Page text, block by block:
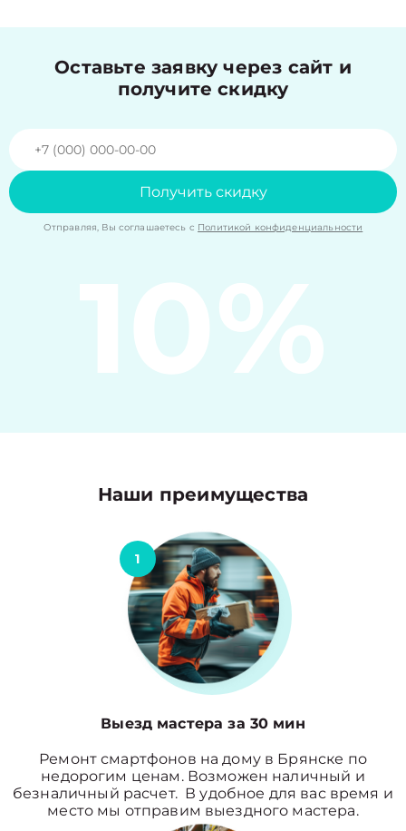
Оставьте заявку через сайт и
получите скидку
Получить скидку
Отправляя, Вы соглашаетесь с Политикой конфиденциальности
10%
Наши преимущества
1
Выезд мастера за 30 мин
Ремонт смартфонов на дому в Брянске по
недорогим ценам. Возможен наличный и
безналичный расчет. В удобное для вас время и
место мы отправим выездного мастера.